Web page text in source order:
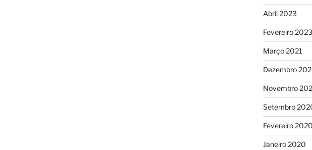
Abril 2023
Fevereiro 2023
Março 2021
Dezembro
Novembro
Setembro
Fevereiro 2020
Janeiro 2020